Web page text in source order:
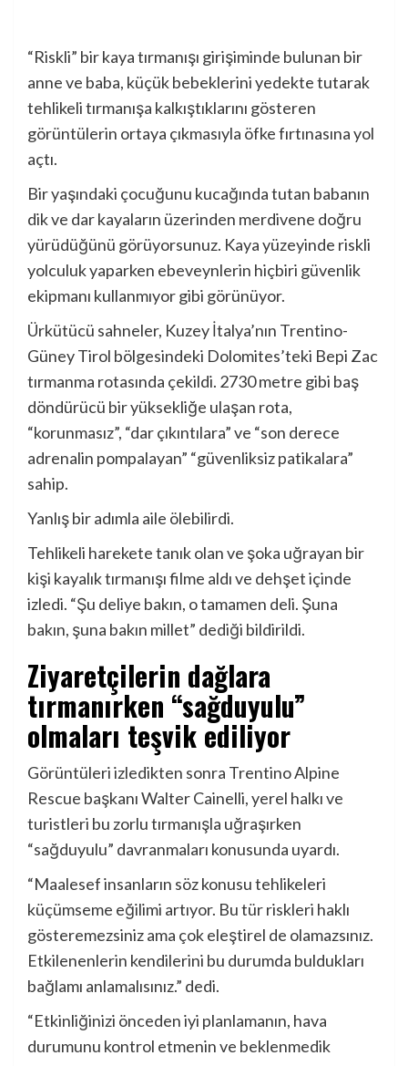
“Riskli” bir kaya tırmanışı girişiminde bulunan bir
anne ve baba, küçük bebeklerini yedekte tutarak
tehlikeli tırmanışa kalkıştıklarını gösteren
görüntülerin ortaya çıkmasıyla öfke fırtınasına yol
açtı.
Bir yaşındaki çocuğunu kucağında tutan babanın
dik ve dar kayaların üzerinden merdivene doğru
yürüdüğünü görüyorsunuz. Kaya yüzeyinde riskli
yolculuk yaparken ebeveynlerin hiçbiri güvenlik
ekipmanı kullanmıyor gibi görünüyor.
Ürkütücü sahneler, Kuzey İtalya’nın Trentino-
Güney Tirol bölgesindeki Dolomites’teki Bepi Zac
tırmanma rotasında çekildi. 2730 metre gibi baş
döndürücü bir yüksekliğe ulaşan rota,
“korunmasız”, “dar çıkıntılara” ve “son derece
adrenalin pompalayan” “güvenliksiz patikalara”
sahip.
Yanlış bir adımla aile ölebilirdi.
Tehlikeli harekete tanık olan ve şoka uğrayan bir
kişi kayalık tırmanışı filme aldı ve dehşet içinde
izledi. “Şu deliye bakın, o tamamen deli. Şuna
bakın, şuna bakın millet” dediği bildirildi.
Ziyaretçilerin dağlara
tırmanırken “sağduyulu”
olmaları teşvik ediliyor
Görüntüleri izledikten sonra Trentino Alpine
Rescue başkanı Walter Cainelli, yerel halkı ve
turistleri bu zorlu tırmanışla uğraşırken
“sağduyulu” davranmaları konusunda uyardı.
“Maalesef insanların söz konusu tehlikeleri
küçümseme eğilimi artıyor. Bu tür riskleri haklı
gösteremezsiniz ama çok eleştirel de olamazsınız.
Etkilenenlerin kendilerini bu durumda buldukları
bağlamı anlamalısınız.” dedi.
“Etkinliğinizi önceden iyi planlamanın, hava
durumunu kontrol etmenin ve beklenmedik